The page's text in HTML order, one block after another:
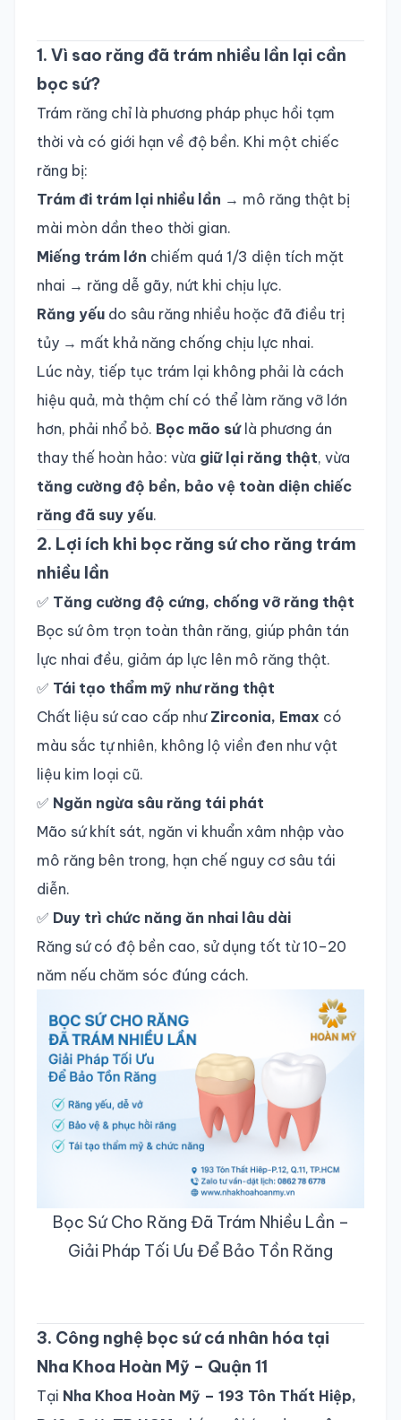
1. Vì sao răng đã trám nhiều lần lại cần
bọc sứ?
Trám răng chỉ là phương pháp phục hồi tạm
thời và có giới hạn về độ bền. Khi một chiếc
răng bị:
Trám đi trám lại nhiều lần → mô răng thật bị
mài mòn dần theo thời gian.
Miếng trám lớn chiếm quá 1/3 diện tích mặt
nhai → răng dễ gãy, nứt khi chịu lực.
Răng yếu do sâu răng nhiều hoặc đã điều trị
tủy → mất khả năng chống chịu lực nhai.
Lúc này, tiếp tục trám lại không phải là cách
hiệu quả, mà thậm chí có thể làm răng vỡ lớn
hơn, phải nhổ bỏ. Bọc mão sứlà phương án
thay thế hoàn hảo: vừa giữ lại răng thật, vừa
tăng cường độ bền, bảo vệ toàn diện chiếc
răng đã suy yếu.
2. Lợi ích khi bọc răng sứ cho răng trám
nhiều lần
✅ Tăng cường độ cứng, chống vỡ răng thật
Bọc sứ ôm trọn toàn thân răng, giúp phân tán
lực nhai đều, giảm áp lực lên mô răng thật.
✅ Tái tạo thẩm mỹ như răng thật
Chất liệu sứ cao cấp như Zirconia, Emax có
màu sắc tự nhiên, không lộ viền đen như vật
liệu kim loại cũ.
✅ Ngăn ngừa sâu răng tái phát
Mão sứ khít sát, ngăn vi khuẩn xâm nhập vào
mô răng bên trong, hạn chế nguy cơ sâu tái
diễn.
✅ Duy trì chức năng ăn nhai lâu dài
Răng sứ có độ bền cao, sử dụng tốt từ 10–20
năm nếu chăm sóc đúng cách.
Bọc Sứ Cho Răng Đã Trám Nhiều Lần –
Giải Pháp Tối Ưu Để Bảo Tồn Răng
3. Công nghệ bọc sứ cá nhân hóa tại
Nha Khoa Hoàn Mỹ – Quận 11
Tại Nha Khoa Hoàn Mỹ – 193 Tôn Thất Hiệp,